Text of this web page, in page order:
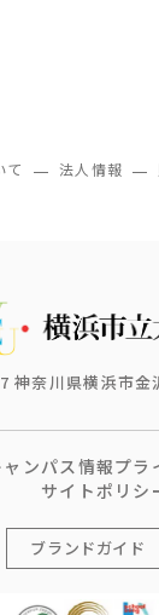
て 法人情報
神奈川県横浜市金
ャンパス情報プラ
サイトポリシ
ブランドガイド